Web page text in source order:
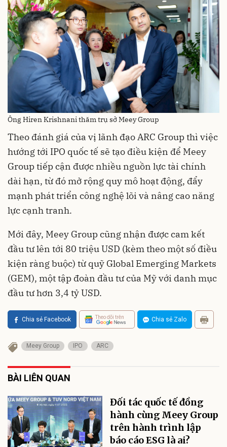
Ông Hiren Krishnani thăm trụ sở Meey Group
Theo đánh giá của vị lãnh đạo ARC Group thì việc
hướng tới IPO quốc tế sẽ tạo điều kiện để Meey
Group tiếp cận được nhiều nguồn lực tài chính
dài hạn, từ đó mở rộng quy mô hoạt động, đẩy
mạnh phát triển công nghệ lõi và nâng cao năng
lực cạnh tranh.
Mới đây, Meey Group cũng nhận được cam kết
đầu tư lên tới 80 triệu USD (kèm theo một số điều
kiện ràng buộc) từ quỹ Global Emerging Markets
(GEM), một tập đoàn đầu tư của Mỹ với danh mục
đầu tư hơn 3,4 tỷ USD.
Chia sẻ Facebook Theo dõi trên Chia sẻ Zalo
Meey Group IPO ARC
BÀI LIÊN QUAN
Đối tác quốc tế đồng
hành cùng Meey Group
trên hành trình lập
báo cáo ESG là ai?